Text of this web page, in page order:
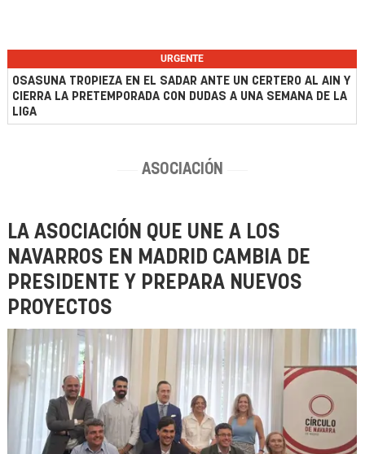
URGENTE
OSASUNA TROPIEZA EN EL SADAR ANTE UN CERTERO AL AIN Y
CIERRA LA PRETEMPORADA CON DUDAS A UNA SEMANA DE LA
LIGA
ASOCIACIÓN
LA ASOCIACIÓN QUE UNE A LOS
NAVARROS EN MADRID CAMBIA DE
PRESIDENTE Y PREPARA NUEVOS
PROYECTOS